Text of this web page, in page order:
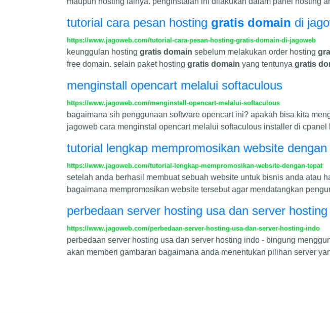
tutorial cara pesan hosting gratis domain di
https://www.jagoweb.com/tutorial-cara-pesan-hosting-gratis-domain-di-jagoweb
keunggulan hosting gratis domain sebelum melakukan order hosting
free domain. selain paket hosting gratis domain yang tentunya gratis
menginstall opencart melalui softaculous
https://www.jagoweb.com/menginstall-opencart-melalui-softaculous
bagaimana sih penggunaan software opencart ini? apakah bisa kita
jagoweb cara menginstal opencart melalui softaculous installer di
tutorial lengkap mempromosikan website
https://www.jagoweb.com/tutorial-lengkap-mempromosikan-website-dengan-tepat
setelah anda berhasil membuat sebuah website untuk bisnis anda atau
bagaimana mempromosikan website tersebut agar mendatangkan
perbedaan server hosting usa dan server
https://www.jagoweb.com/perbedaan-server-hosting-usa-dan-server-hosting-indo
perbedaan server hosting usa dan server hosting indo - bingung
akan memberi gambaran bagaimana anda menentukan pilihan server